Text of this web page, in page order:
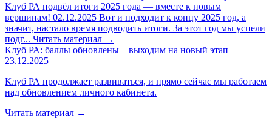
Клуб РА подвёл итоги 2025 года — вместе к новым
вершинам! 02.12.2025 Вот и подходит к концу 2025 год, а
значит, настало время подводить итоги. За этот год мы успели
подг... Читать материал →
Клуб РА: баллы обновлены – выходим на новый этап
23.12.2025
Клуб РА продолжает развиваться, и прямо сейчас мы работаем
над обновлением личного кабинета.
Читать материал →